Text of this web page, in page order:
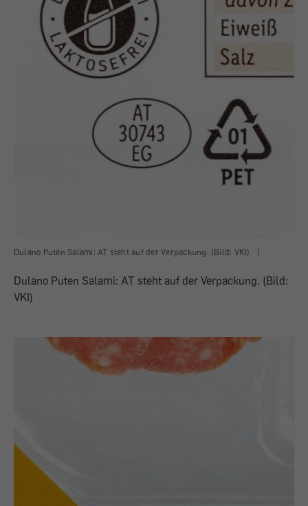
Dulano Puten Salami: AT steht auf der Verpackung. (Bild: VKI) |
Dulano Puten Salami: AT steht auf der Verpackung. (Bild:
VKI)